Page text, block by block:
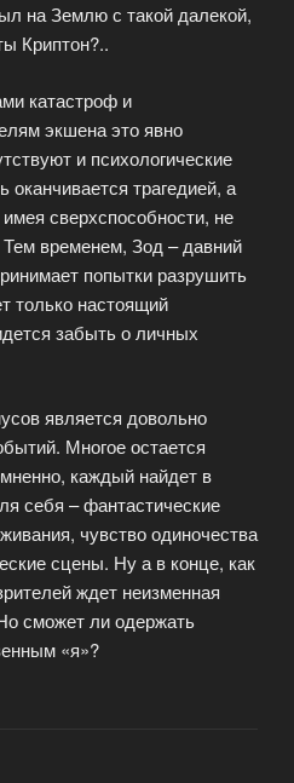
на Землю с такой далекой,
Криптон?..
катастроф и
экшена это явно
и психологические
трагедией, а
сверхспособности, не
Тем временем, Зод – давний
попытки разрушить
только настоящий
забыть о личных
является довольно
Многое остается
каждый найдет в
себя – фантастические
чувство одиночества
сцены. Ну а в конце, как
ждет неизменная
сможет ли одержать
«я»?